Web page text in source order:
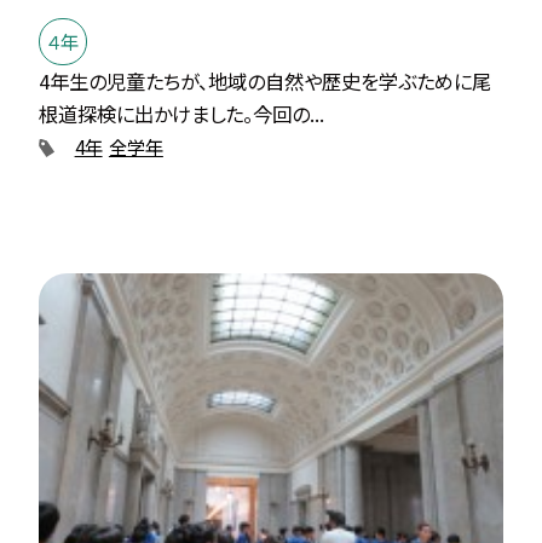
４年
4年生の児童たちが、地域の自然や歴史を学ぶために尾
根道探検に出かけました。今回の...
4年 全学年